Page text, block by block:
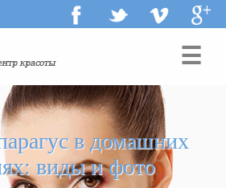
☰
в домашних
виды и фото